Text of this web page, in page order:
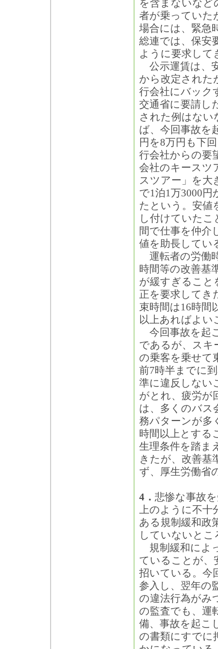
を含まないなど
者が乗っていた
場合には、緊急
総連では、保安
ように要求して
公示運賃は、
から改定された
行会社にバック
交通省に要請し
された例はない
ば、今回事故を
円を8万円も下
行会社からの要
会社のキースツ
スツアー」を大
で1泊1万3000
たという。安値
し付けていた
間で仕事を仲介
値を助長してい
運転者の労働
時間等の改善基
が緩すぎること
正を要求してき
束時間は16時間
以上あればよい
今回事故を起
であるが、スキ
の乗客を乗せて
前7時半までに
準に違反しない
がとれ、疲労が
は、多くのバス
務パターンが多
時間以上とする
生理条件を踏ま
きたが、改善基
ず、厚生労働省
4． 悲惨な事故
上のように不十
ある規制緩和政
していないと
規制緩和によ
ていることが、
招いている。今
参入し、翌年の
の違法行為がみ
の監査でも、運
備、事故を起こ
の書類にすでに